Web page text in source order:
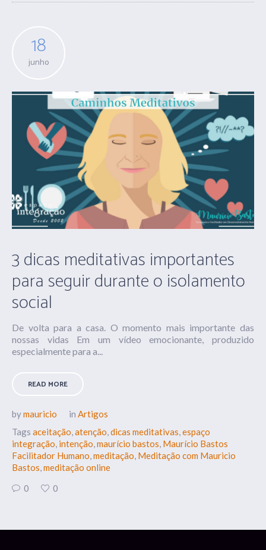
18
junho
3 dicas meditativas importantes
para seguir durante o isolamento
social
De volta para a casa. O momento mais importante das
nossas vidas Em um vídeo emocionante, produzido
especialmente para a...
READ MORE
bymauricio in Artigos
Tags aceitação,atenção,dicas meditativas,espaço
integração, intenção,maurício bastos, Maurício Bastos
Facilitador Humano,meditação, Meditação com Mauricio
Bastos,meditação online
0
0